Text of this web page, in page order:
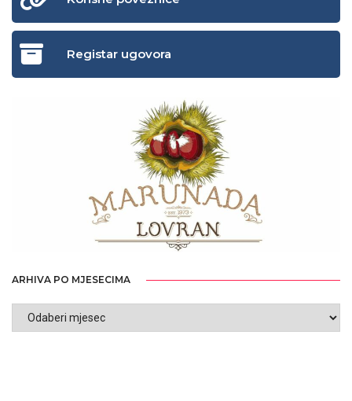
Registar ugovora
ARHIVA PO MJESECIMA
ARHIVA